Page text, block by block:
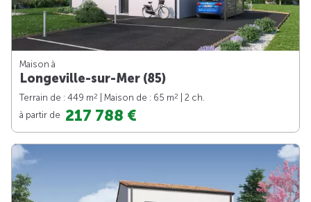
Maison à
Longeville-sur-Mer (85)
Terrain de : 449 m2 | Maison de : 65 m2
| 2 ch.
à partir de 217 788 €